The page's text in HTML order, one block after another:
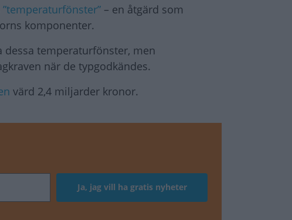
”temperaturfönster” – en åtgärd som
komponenter.
dessa temperaturfönster, men
när de typgodkändes.
värd 2,4 miljarder kronor.